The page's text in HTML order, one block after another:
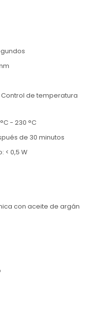
de temperatura
- 230 °C
de 30 minutos
< 0,5 W
con aceite de argán